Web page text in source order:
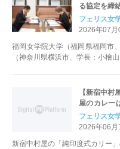
る協定を締
フェリス女
2026年07
福岡女学院大学（福岡県福岡市
（神奈川県横浜市、学長：小檜
【新宿中
屋のカレー
本とインド
フェリス女
2026年06
新宿中村屋の「純印度式カリー